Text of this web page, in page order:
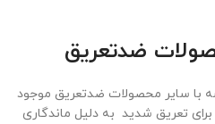
ضدتعریق
با سایر محصولات ضدتعریق موجود
تعریق شدید به دلیل ماندگاری